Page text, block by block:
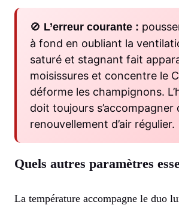
🚫 L’erreur courante :
à fond en oubliant la
saturé et stagnant fait
moisissures et concentre le
déforme les champignons.
doit toujours s’accompagner
renouvellement d’air régulier.
Quels autres paramètres
La température accompagne le duo